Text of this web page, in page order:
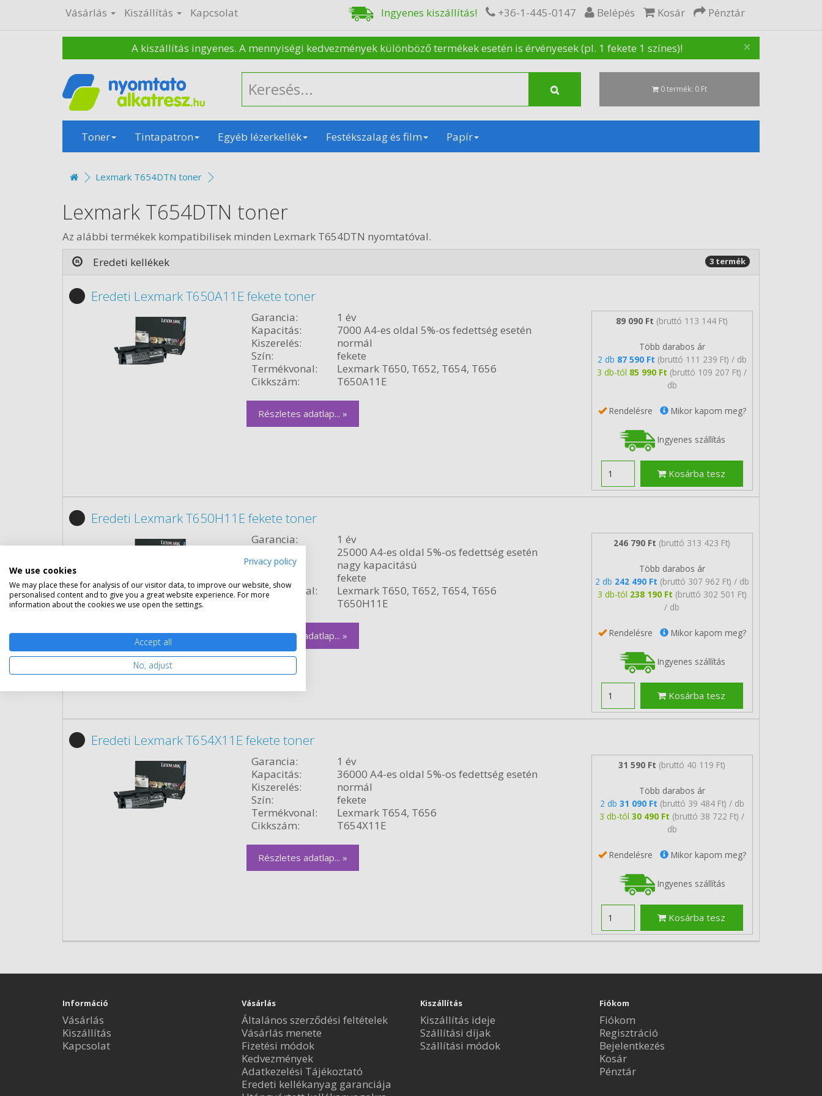
Vásárlás Kiszállítás Kapcsolat Ingyenes kiszállítás! +36-1-445-0147 Belépés Kosár Pénztár
×
A kiszállítás ingyenes. A mennyiségi kedvezmények különböző termékek esetén is érvényesek (pl. 1 fekete 1 színes)!
0 termék: 0 Ft
Toner Tintapatron Egyéb lézerkellék Festékszalag és film Papír
Lexmark T654DTN toner
Lexmark T654DTN toner
Az alábbi termékek kompatibilisek minden Lexmark T654DTN nyomtatóval.
Eredeti kellékek
3 termék
Eredeti Lexmark T650A11E fekete toner
Garancia:
1 év
Kapacitás:
7000 A4-es oldal 5%-os fedettség esetén
Kiszerelés:
normál
Szín:
fekete
Termékvonal:
Lexmark T650, T652, T654, T656
Cikkszám:
T650A11E
Részletes adatlap... »
89 090 Ft (bruttó 113 144 Ft)
Több darabos ár
2 db 87 590 Ft (bruttó 111 239 Ft) / db
3 db-tól 85 990 Ft (bruttó 109 207 Ft) /
db
Rendelésre Mikor kapom meg?
Ingyenes szállítás
Kosárba tesz
Eredeti Lexmark T650H11E fekete toner
Garancia:
1 év
25000 A4-es oldal 5%-os fedettség esetén
Kiszerelés:
nagy kapacitású
fekete
Termékvonal:
Lexmark T650, T652, T654, T656
T650H11E
Részletes adatlap... »
246 790 Ft (bruttó 313 423 Ft)
Több darabos ár
2 db 242 490 Ft (bruttó 307 962 Ft) / db
3 db-tól 238 190 Ft (bruttó 302 501 Ft)
/ db
Rendelésre Mikor kapom meg?
Ingyenes szállítás
Kosárba tesz
Eredeti Lexmark T654X11E fekete toner
Garancia:
1 év
Kapacitás:
36000 A4-es oldal 5%-os fedettség esetén
Kiszerelés:
normál
Szín:
fekete
Termékvonal:
Lexmark T654, T656
Cikkszám:
T654X11E
Részletes adatlap... »
31 590 Ft (bruttó 40 119 Ft)
Több darabos ár
2 db 31 090 Ft (bruttó 39 484 Ft) / db
3 db-tól30 490 Ft (bruttó 38 722 Ft) /
db
Rendelésre Mikor kapom meg?
Ingyenes szállítás
Kosárba tesz
Információ
Vásárlás
Kiszállítás
Kapcsolat
Vásárlás
Általános szerződési feltételek
Vásárlás menete
Fizetési módok
Kedvezmények
Adatkezelési Tájékoztató
Eredeti kellékanyag garanciája
Kiszállítás
Kiszállítás ideje
Szállítási díjak
Szállítási módok
Fiókom
Fiókom
Regisztráció
Bejelentkezés
Kosár
Pénztár
Privacy policy
We use cookies
We may place these for analysis of our visitor data, to improve our website, show
personalised content and to give you a great website experience. For more
information about the cookies we use open the settings.
Accept all
No, adjust